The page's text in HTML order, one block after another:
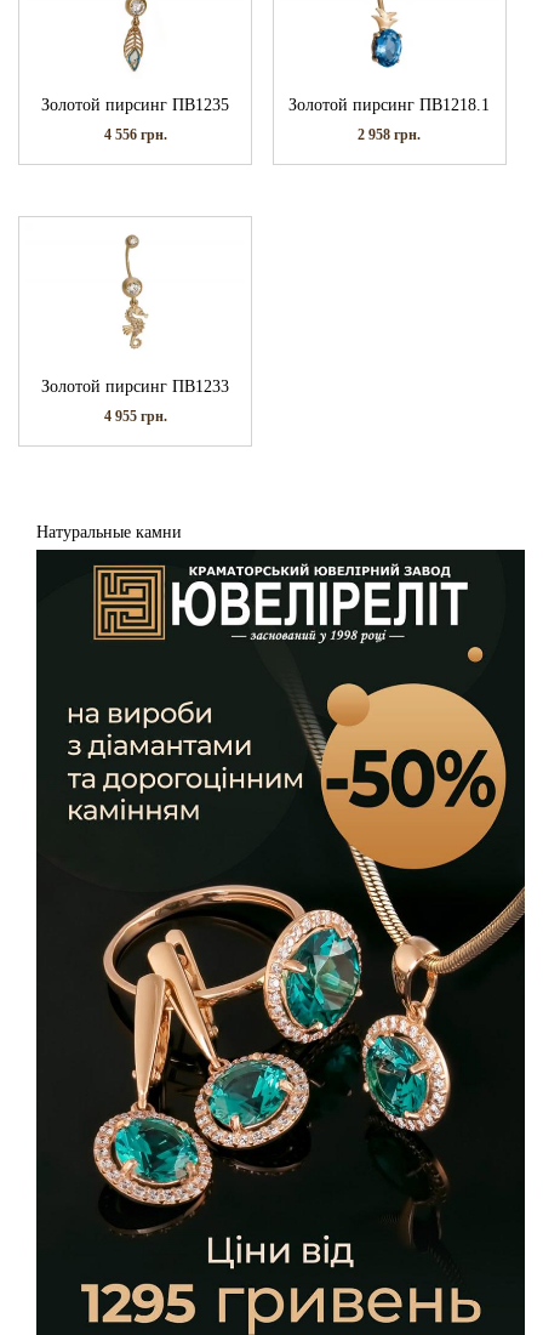
Золотой пирсинг ПВ1235
4 556 грн.
Золотой пирсинг ПВ1218.1
2 958грн.
Золотой пирсинг ПВ1233
4 955 грн.
Натуральные камни